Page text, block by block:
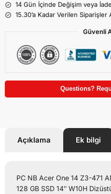
14 Gün İçinde Değişim veya İade
15.30’a Kadar Verilen Siparişler
Güvenli
Questions?
Açıklama Ek bilgi
PC NB Acer One 14 Z3-471
128 GB SSD 14″ W10H